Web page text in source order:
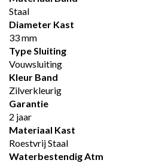
Staal
Diameter Kast
33 mm
Type Sluiting
Vouwsluiting
Kleur Band
Zilverkleurig
Garantie
2 jaar
Materiaal Kast
Roestvrij Staal
Waterbestendig Atm